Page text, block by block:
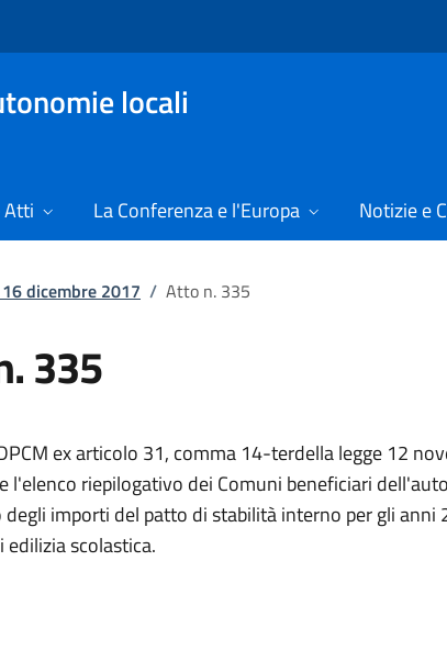
locali
Atti La Conferenza e l'Europa Notizie e
dicembre 2017 / Atto n. 335
335
ex articolo 31, comma 14-terdella legge 12
l'elenco riepilogativo dei Comuni beneficiari
importi del patto di stabilità interno per gli anni
di edilizia scolastica.